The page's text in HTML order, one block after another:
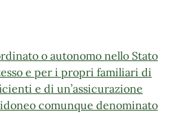
o autonomo nello Stato
e per i propri familiari di
e di un’assicurazione
comunque denominato